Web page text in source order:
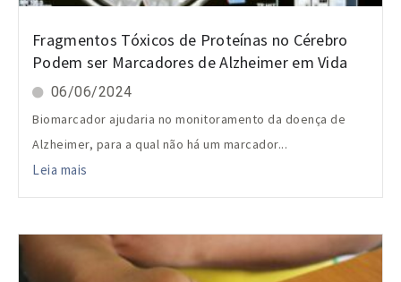
Fragmentos Tóxicos de Proteínas no Cérebro
Podem ser Marcadores de Alzheimer em Vida
06/06/2024
Biomarcador ajudaria no monitoramento da doença de
Alzheimer, para a qual não há um marcador...
Leia mais